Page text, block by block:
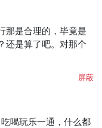
那是合理的，毕竟是
还是算了吧。对那个
屏蔽
喝玩乐一通，什么都